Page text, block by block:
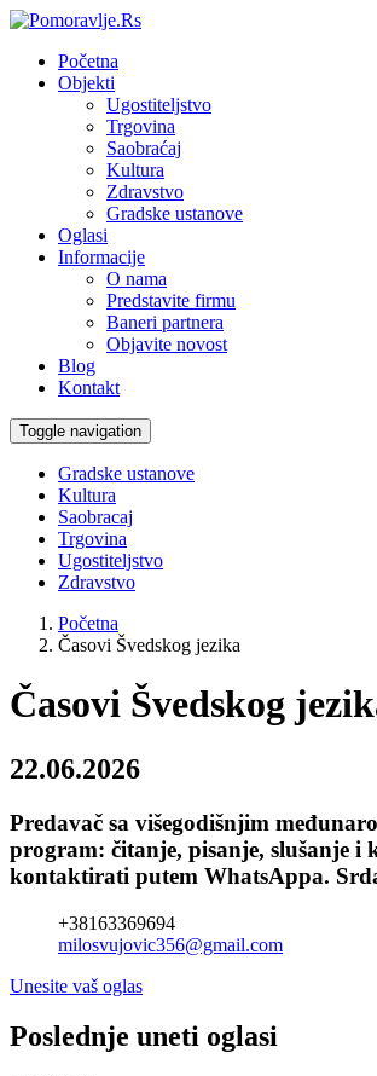
Početna
Objekti
Ugostiteljstvo
Trgovina
Saobraćaj
Kultura
Zdravstvo
Gradske ustanove
Oglasi
Informacije
O nama
Predstavite firmu
Baneri partnera
Objavite novost
Blog
Kontakt
Toggle navigation
Gradske ustanove
Kultura
Saobracaj
Trgovina
Ugostiteljstvo
Zdravstvo
Početna
Časovi Švedskog jezika
Časovi Švedskog
22.06.2026
Predavač sa višegodišnjim
program: čitanje, pisanje, slušanje i
kontaktirati putem WhatsAppa.
+38163369694
milosvujovic356@gmail.com
Unesite vaš oglas
Poslednje uneti oglasi